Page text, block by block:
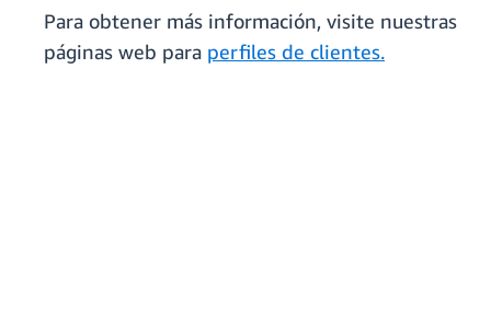
Para obtener más información, visite nuestras
páginas web para perfiles de clientes.